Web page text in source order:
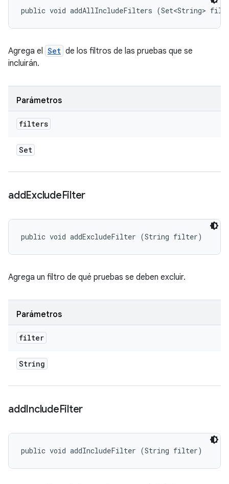
public void addAllIncludeFilters (Set<String>
Agrega el Set de los filtros de las pruebas que se
incluirán.
Parámetros
filters
Set
addExcludeFilter
public void addExcludeFilter (String filter)
Agrega un filtro de qué pruebas se deben excluir.
Parámetros
filter
String
addIncludeFilter
public void addIncludeFilter (String filter)